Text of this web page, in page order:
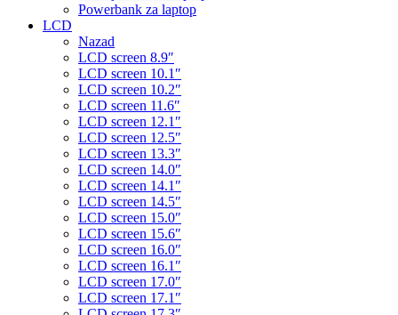
Powerbank za laptop
LCD
Nazad
LCD screen 8.9″
LCD screen 10.1″
LCD screen 10.2″
LCD screen 11.6″
LCD screen 12.1″
LCD screen 12.5″
LCD screen 13.3″
LCD screen 14.0″
LCD screen 14.1″
LCD screen 14.5″
LCD screen 15.0″
LCD screen 15.6″
LCD screen 16.0″
LCD screen 16.1″
LCD screen 17.0″
LCD screen 17.1″